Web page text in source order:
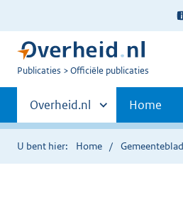
U
Publicaties Officiële publicaties
Primaire
navigatie
Andere
sites
binnen
Overheid.nl Home
U bent hier: Home